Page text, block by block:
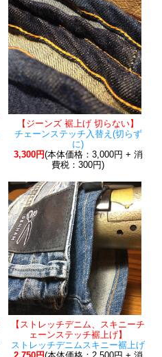
【ジーンズ 裾上げ 切らない】
チェーンステッチ入替え(切らず
に)
3,300円(本体価格：3,000円 + 消
費税：300円)
【ストレッチデニム、スキニーチ
ェーンステッチ裾上げ】
ストレッチデニムスキニー裾上げ